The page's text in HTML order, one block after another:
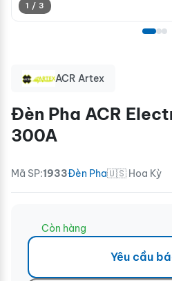
1 / 3
ACR Artex
Đèn Pha ACR
300A
Mã SP:1933Đèn Pha🇺🇸 Hoa Kỳ
Còn hàng
Yêu cầu